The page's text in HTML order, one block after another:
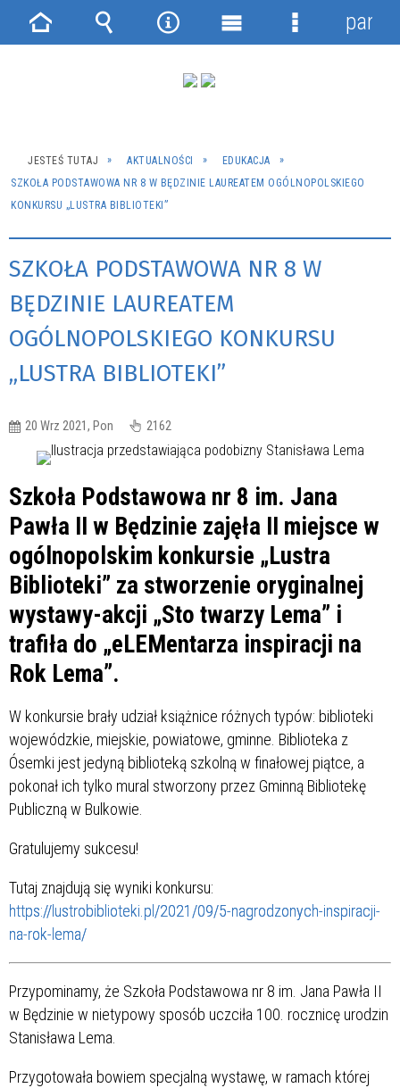
JESTEŚ TUTAJ AKTUALNOŚCI
EDUKACJA
SZKOŁA PODSTAWOWA NR 8 W BĘDZINIE LAUREATEM OGÓLNOPOLSKIEGO
KONKURSU „LUSTRA BIBLIOTEKI”
SZKOŁA PODSTAWOWA NR 8 W
BĘDZINIE LAUREATEM
OGÓLNOPOLSKIEGO KONKURSU
„LUSTRA BIBLIOTEKI”
20 Wrz 2021, Pon 2162
Szkoła Podstawowa nr 8 im. Jana
Pawła II w Będzinie zajęła II miejsce w
ogólnopolskim konkursie „Lustra
Biblioteki” za stworzenie oryginalnej
wystawy-akcji „Sto twarzy Lema” i
trafiła do „eLEMentarza inspiracji na
Rok Lema”.
W konkursie brały udział książnice różnych typów: biblioteki
wojewódzkie, miejskie, powiatowe, gminne. Biblioteka z
Ósemki jest jedyną biblioteką szkolną w finałowej piątce, a
pokonał ich tylko mural stworzony przez Gminną Bibliotekę
Publiczną w Bulkowie.
Gratulujemy sukcesu!
Tutaj znajdują się wyniki konkursu:
https://lustrobiblioteki.pl/2021/09/5-nagrodzonych-inspiracji-
na-rok-lema/
Przypominamy, że Szkoła Podstawowa nr 8 im. Jana Pawła II
w Będzinie w nietypowy sposób uczciła 100. rocznicę urodzin
Stanisława Lema.
Przygotowała bowiem specjalną wystawę, w ramach której
Strona Wyszukiwarka
NarzędziaMenu
Menu
panel